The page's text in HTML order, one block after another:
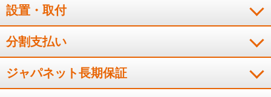
寝室用で、十分な機能だと思います。運転音が静かなのもいい
です。
I.H様）
音が静かで冷えるのも早い
設置・取付
分割支払い
ジャパネット長期保証